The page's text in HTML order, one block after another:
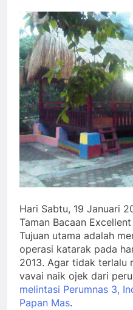
Hari Sabtu, 19 Januari
Taman Bacaan
Tujuan utama adalah
operasi katarak pada
2013. Agar tidak terlalu
vavai naik ojek dari
melintasi Perumnas 3,
Papan Mas.